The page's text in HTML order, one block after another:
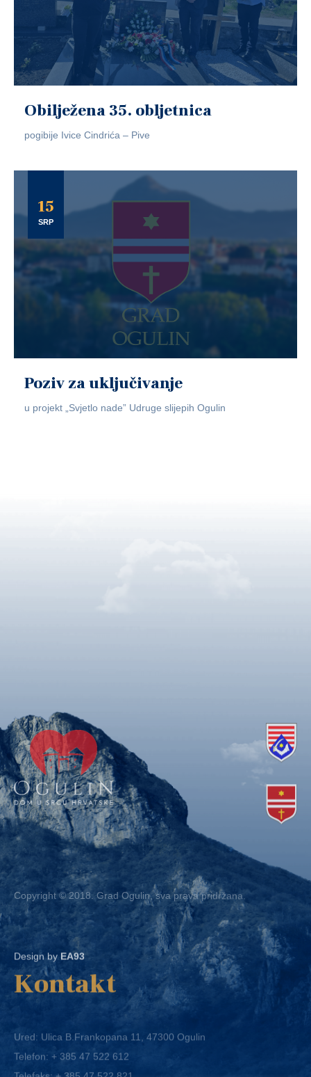
Obilježena 35. obljetnica
pogibije Ivice Cindrića – Pive
15
SRP
Poziv za uključivanje
u projekt „Svjetlo nade” Udruge slijepih Ogulin
Copyright © 2018. Grad Ogulin, sva prava pridržana.
Design byEA93
Kontakt
Ured: Ulica B.Frankopana 11, 47300 Ogulin
Telefon:+ 385 47 522 612
Telefaks:+ 385 47 522 821
E-mail:grad-ogulin@ogulin.hr